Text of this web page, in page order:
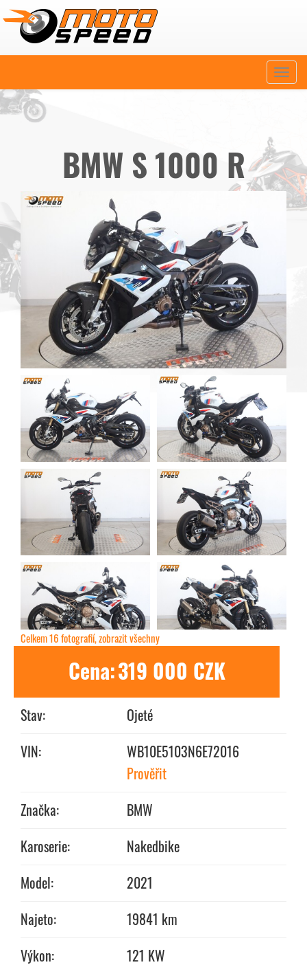
BMW S 1000 R
Celkem 16 fotografií, zobrazit všechny
Cena:319 000 CZK
Stav:
Ojeté
VIN:
WB10E5103N6E72016
Prověřit
Značka:
BMW
Karoserie:
Nakedbike
Model:
2021
Najeto:
19841 km
Výkon:
121 KW